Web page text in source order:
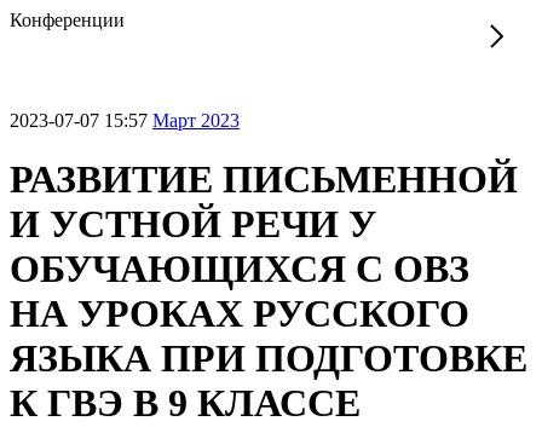
Конференции
2023-07-07 15:57 Март 2023
РАЗВИТИЕ ПИСЬМЕННОЙ
И УСТНОЙ РЕЧИ У
ОБУЧАЮЩИХСЯ С ОВЗ
НА УРОКАХ РУССКОГО
ЯЗЫКА ПРИ ПОДГОТОВКЕ
К ГВЭ В 9 КЛАССЕ